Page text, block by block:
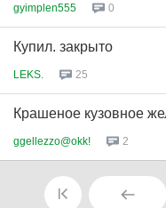
gyimplen555 0
Купил. закрыто
LEKS. 25
Крашеное кузовное
ggellezzo@okk! 2